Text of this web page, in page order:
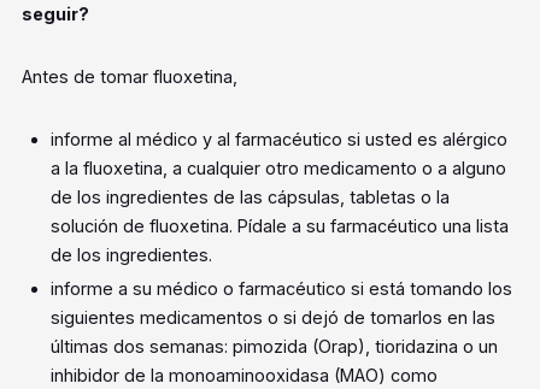
seguir?
Antes de tomar fluoxetina,
informe al médico y al farmacéutico si usted es alérgico
a la fluoxetina, a cualquier otro medicamento o a alguno
de los ingredientes de las cápsulas, tabletas o la
solución de fluoxetina. Pídale a su farmacéutico una lista
de los ingredientes.
informe a su médico o farmacéutico si está tomando los
siguientes medicamentos o si dejó de tomarlos en las
últimas dos semanas: pimozida (Orap), tioridazina o un
inhibidor de la monoaminooxidasa (MAO) como